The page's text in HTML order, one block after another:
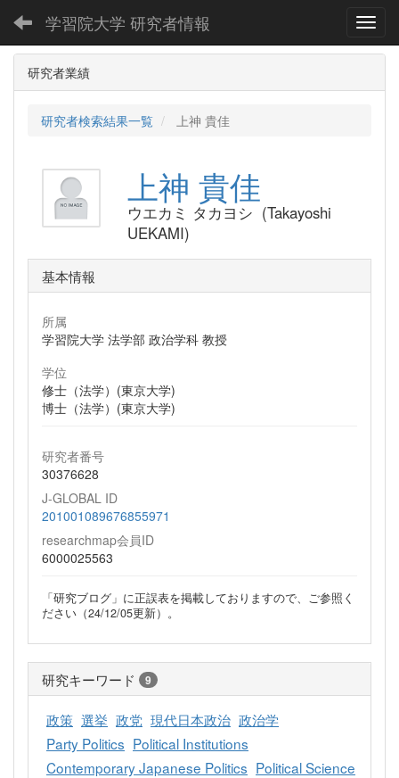
学習院大学 研究者情報
研究者業績
研究者検索結果一覧 上神 貴佳
上神 貴佳
ウエカミ タカヨシ (Takayoshi
UEKAMI)
基本情報
所属
学習院大学 法学部 政治学科 教授
学位
修士（法学）(東京大学)
博士（法学）(東京大学)
研究者番号
30376628
J-GLOBAL ID
201001089676855971
researchmap会員ID
6000025563
「研究ブログ」に正誤表を掲載しておりますので、ご参照く
ださい（24/12/05更新）。
研究キーワード 9
政策 選挙 政党 現代日本政治 政治学
Party Politics Political Institutions
Contemporary Japanese Politics Political Science